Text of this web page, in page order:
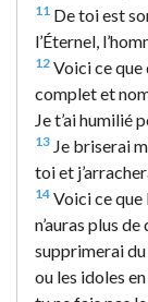
11 De toi est
l’Éternel,
12 Voici ce que
complet et
Je t’ai humilié
13 Je briserai
toi et
14 Voici ce que
n’auras plus
supprimerai
ou les idoles